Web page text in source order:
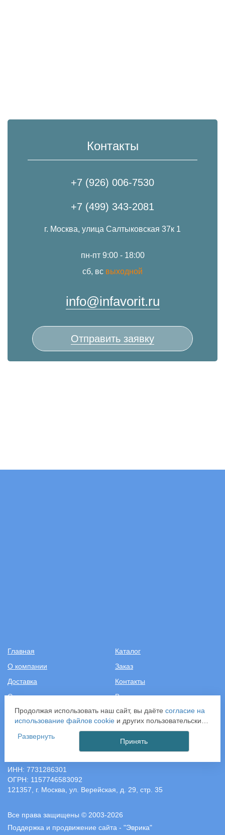
Контакты
+7 (926) 006-7530
+7 (499) 343-2081
г. Москва, улица Салтыковская 37к 1
пн-пт 9:00 - 18:00
сб, вс выходной
info@infavorit.ru
Отправить заявку
Главная
Каталог
О компании
Заказ
Доставка
Контакты
Словарь терминов
Вопрос-ответ
Статьи
+7 (499) 343-2081
ИНН: 7731286301
ОГРН: 1157746583092
121357, г. Москва, ул. Верейская, д. 29, стр. 35
Все права защищены © 2003-2026
Поддержка и продвижение сайта - "Эврика"
Продолжая использовать наш сайт, вы даёте согласие на
использование файлов cookieи других пользовательских
данных (включая IP-адрес, сведения о местоположении,
устройстве, действиях на сайте и т. п.) для
функционирования сайта, проведения статистических
исследований, ретаргетинга и использования систем
аналитики (например, Яндекс.Метрика), в соответствии с
нашейПолитикой обработки персональных данных.
Если вы не хотите, чтобы ваши данные обрабатывались,
Развернуть
Принять